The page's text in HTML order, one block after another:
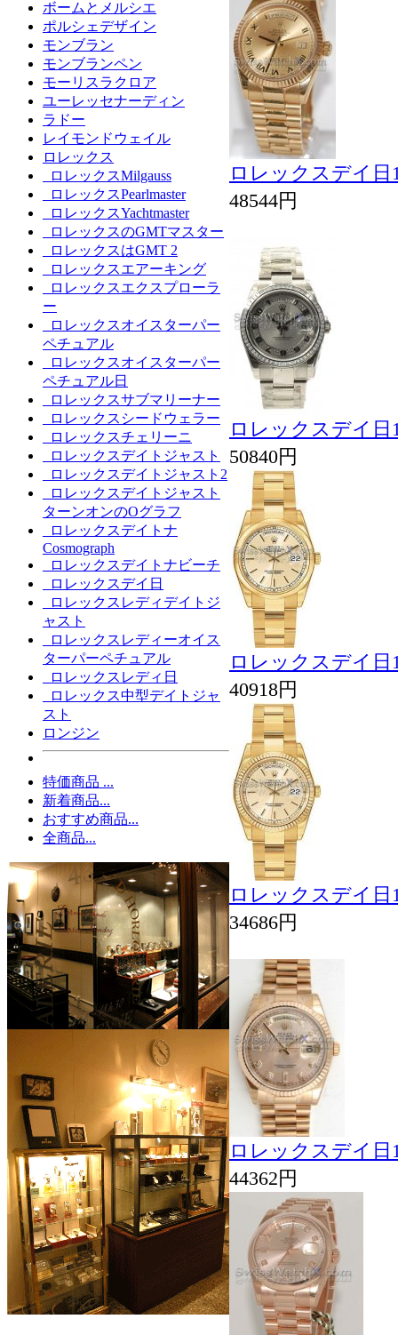
ボームとメルシエ
ポルシェデザイン
モンブラン
モンブランペン
モーリスラクロア
ユーレッセナーディン
ラドー
レイモンドウェイル
ロレックス
ロレックスMilgauss
ロレックスPearlmaster
ロレックスYachtmaster
ロレックスのGMTマスター
ロレックスはGMT 2
ロレックスエアーキング
ロレックスエクスプローラ
ー
ロレックスオイスターパー
ペチュアル
ロレックスオイスターパー
ペチュアル日
ロレックスサブマリーナー
ロレックスシードウェラー
ロレックスチェリーニ
ロレックスデイトジャスト
ロレックスデイトジャスト2
ロレックスデイトジャスト
ターンオンのOグラフ
ロレックスデイトナ
Cosmograph
ロレックスデイトナビーチ
ロレックスデイ日
ロレックスレディデイトジ
ャスト
ロレックスレディーオイス
ターパーペチュアル
ロレックスレディ日
ロレックス中型デイトジャ
スト
ロンジン
特価商品 ...
新着商品...
おすすめ商品...
全商品...
ロレックスデイ日
48544円
ロレックスデイ日
50840円
ロレックスデイ日
40918円
ロレックスデイ日
34686円
ロレックスデイ日
44362円